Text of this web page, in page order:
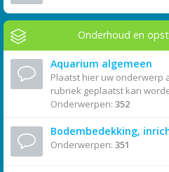
Onderhoud en
Aquarium algemeen
Plaatst hier uw onderwerp
rubriek geplaatst kan
Onderwerpen: 352
Bodembedekking,
Onderwerpen: 351